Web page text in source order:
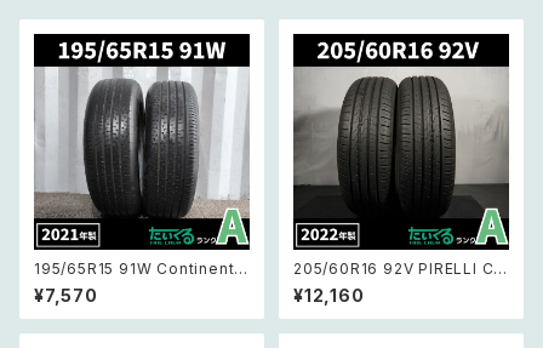
195/65R15 91W Continental
ComfortContact CC6 コンフ
ォート・コンタクト CC6 【21年
製】2本セット
¥7,570
205/60R16 92V PIRELLI Cin
turato P7 ピレリ チンチュラー
ト 【22年製】2本セット
¥12,160